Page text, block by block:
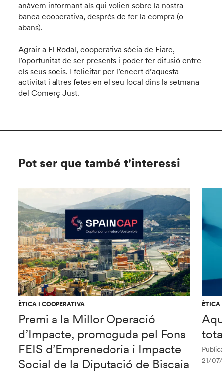
anàvem informant als qui volien sobre la nostra
banca cooperativa, després de fer la compra (o
abans).
Agrair a El Rodal, cooperativa sòcia de Fiare,
l’oportunitat de ser presents i poder fer difusió entre
els seus socis. I felicitar per l’encert d’aquesta
activitat i altres fetes en el seu local dins la setmana
del Comerç Just.
Pot ser que també t'interessi
ÈTICA I COOPERATIVA
Premi a la Millor Operació
d’Impacte, promoguda pel Fons
FEIS d’Emprenedoria i Impacte
Social de la Diputació de Biscaia
ÈTICA
21/